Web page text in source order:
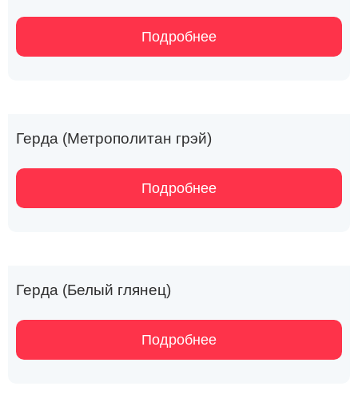
Подробнее
Герда (Метрополитан грэй)
Подробнее
Герда (Белый глянец)
Подробнее